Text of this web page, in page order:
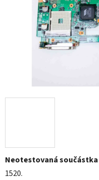
Neotestovaná součástka
1520.